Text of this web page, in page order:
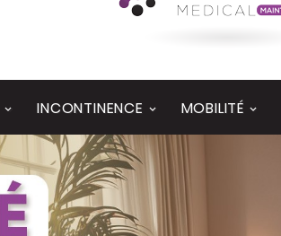
INCONTINENCE MOBILITÉ